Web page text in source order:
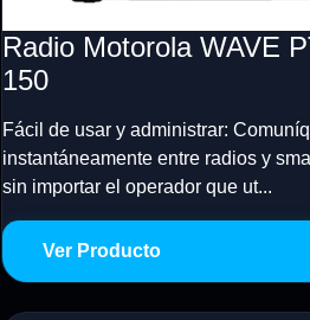
Radio Motorola WAVE
150
Fácil de usar y administrar:
instantáneamente entre radios y
sin importar el operador que ut...
Ver Producto